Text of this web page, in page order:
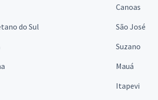
Canoas
do Sul
São José
Suzano
Mauá
Itapevi